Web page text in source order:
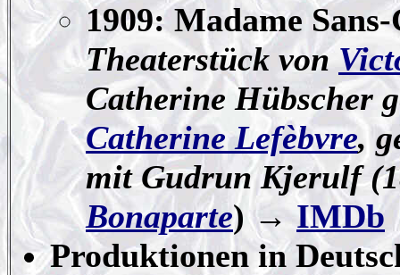
1909: Madame Sans-
Theaterstück von
Catherine Hübscher
Catherine Lefèbvre,
mit Gudrun Kjerulf
Bonaparte) →IMDb
Produktionen in